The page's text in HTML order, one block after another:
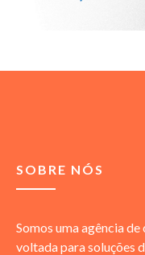
SOBRE NÓS
Somos uma agência
voltada para soluções